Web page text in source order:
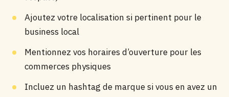
Ajoutez votre localisation si pertinent pour le
business local
Mentionnez vos horaires d’ouverture pour les
commerces physiques
Incluez un hashtag de marque si vous en avez un